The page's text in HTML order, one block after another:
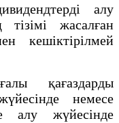
алу
жасалған
кешіктірілмей
қағаздарды
немесе
алу жүйесінде